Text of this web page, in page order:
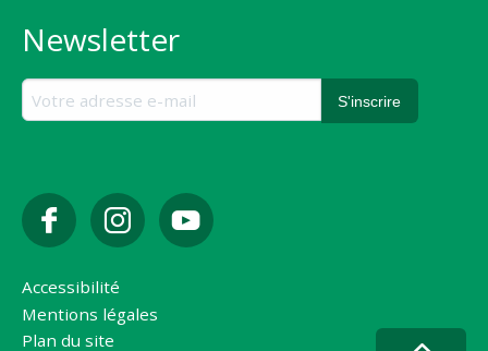
Newsletter
Accessibilité
Mentions légales
Plan du site